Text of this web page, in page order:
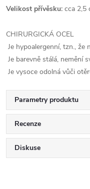
Velikost přívěsku: cca 2,5
CHIRURGICKÁ OCEL
Je hypoalergenní, tzn., že
Je barevně stálá, nemění
Je vysoce odolná vůči
Parametry produktu
Recenze
Diskuse